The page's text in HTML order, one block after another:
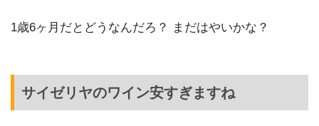
1歳6ヶ月だとどうなんだろ？ まだはやいかな？
サイゼリヤのワイン安すぎますね